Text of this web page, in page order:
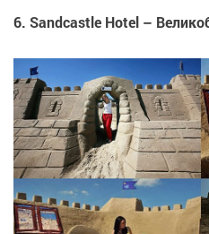
6. Sandcastle Hotel –